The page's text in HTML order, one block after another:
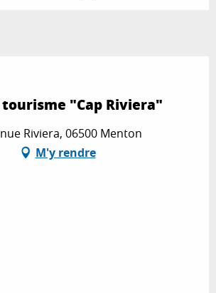
"Cap Riviera"
Riviera, 06500 Menton
M'y rendre